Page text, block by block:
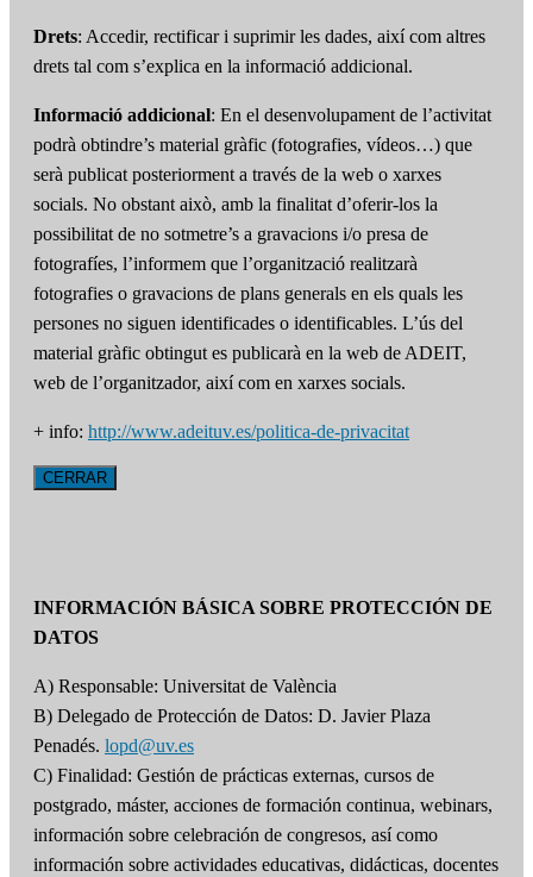
Drets: Accedir, rectificar i suprimir les dades, així com altres
drets tal com s’explica en la informació addicional.
Informació addicional: En el desenvolupament de l’activitat
podrà obtindre’s material gràfic (fotografies, vídeos…) que
serà publicat posteriorment a través de la web o xarxes
socials. No obstant això, amb la finalitat d’oferir-los la
possibilitat de no sotmetre’s a gravacions i/o presa de
fotografíes, l’informem que l’organització realitzarà
fotografies o gravacions de plans generals en els quals les
persones no siguen identificades o identificables. L’ús del
material gràfic obtingut es publicarà en la web de ADEIT,
web de l’organitzador, així com en xarxes socials.
+ info: http://www.adeituv.es/politica-de-privacitat
CERRAR
INFORMACIÓN BÁSICA SOBRE PROTECCIÓN DE
DATOS
A) Responsable: Universitat de València
B) Delegado de Protección de Datos: D. Javier Plaza
Penadés. lopd@uv.es
C) Finalidad: Gestión de prácticas externas, cursos de
postgrado, máster, acciones de formación continua, webinars,
información sobre celebración de congresos, así como
información sobre actividades educativas, didácticas, docentes